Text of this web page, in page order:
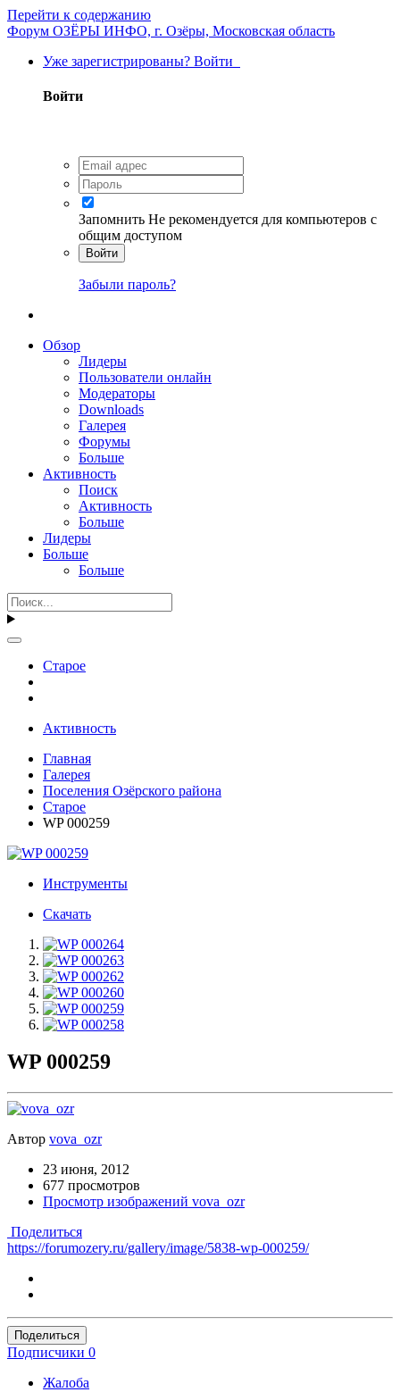
Перейти к содержанию
Форум ОЗЁРЫ ИНФО, г. Озёры, Московская область
Уже зарегистрированы? Войти
Войти
Запомнить Не рекомендуется для компьютеров с
общим доступом
Войти
Забыли пароль?
Обзор
Лидеры
Пользователи онлайн
Модераторы
Downloads
Галерея
Форумы
Больше
Активность
Поиск
Активность
Больше
Лидеры
Больше
Больше
Старое
Активность
Главная
Галерея
Поселения Озёрского района
Старое
WP 000259
Инструменты
Скачать
WP 000259
Автор vova_ozr
23 июня, 2012
677 просмотров
Просмотр изображений vova_ozr
Поделиться
https://forumozery.ru/gallery/image/5838-wp-000259/
Поделиться
Подписчики 0
Жалоба